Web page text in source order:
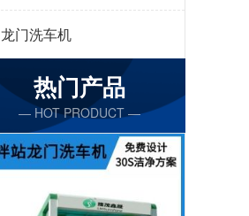
龙门洗车机
热门产品
— HOT PRODUCT —